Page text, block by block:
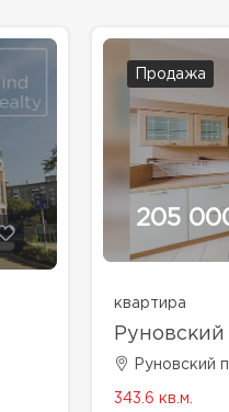
Продажа
205
квартира
Руновский
Руновский
343.6 кв.м.